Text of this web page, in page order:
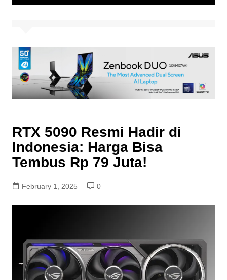
RTX 5090 Resmi Hadir di
Indonesia: Harga Bisa
Tembus Rp 79 Juta!
February 1, 2025 0